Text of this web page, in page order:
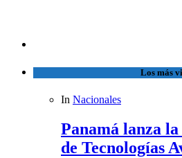
Los más
In Nacionales
Panamá lanza
de Tecnologías